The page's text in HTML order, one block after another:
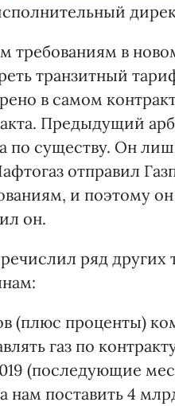
в
транзитный
в самом
Предыдущий
по существу. Он
отправил
и поэтому
он.
ряд других
(плюс проценты)
газ по
(последующие
нам поставить 4